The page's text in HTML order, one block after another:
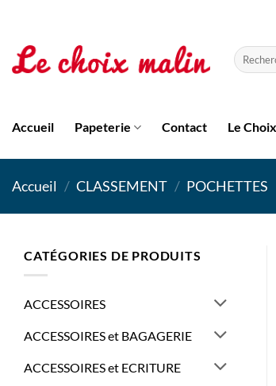
contenu
Recherche
pour :
Accueil Papeterie Contact Le
Accueil / CLASSEMENT / POCHETTES
CATÉGORIES DE PRODUITS
ACCESSOIRES
ACCESSOIRES et BAGAGERIE
ACCESSOIRES et ECRITURE